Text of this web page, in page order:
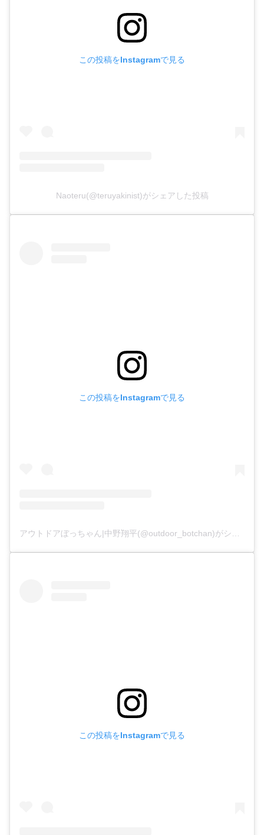
この投稿をInstagramで見る
Naoteru(@teruyakinist)がシェアした投稿
この投稿をInstagramで見る
アウトドアぼっちゃん|中野翔平(@outdoor_botchan)がシェアした投稿
この投稿をInstagramで見る